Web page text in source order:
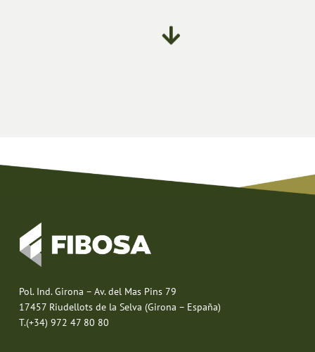
Pol. Ind. Girona – Av. del Mas Pins 79
17457 Riudellots de la Selva (Girona – España)
T.(+34) 972 47 80 80